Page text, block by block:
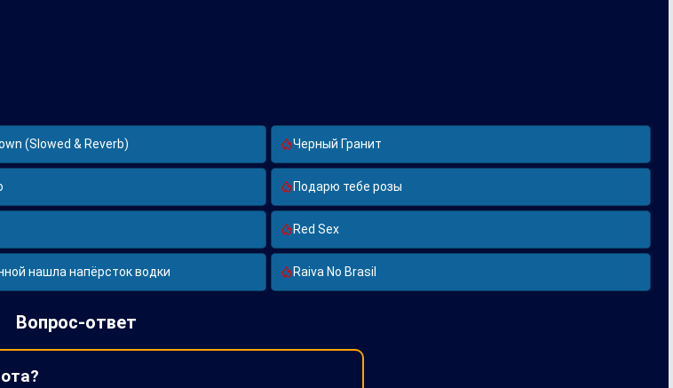
(Slowed & Reverb) Черный Гранит
Подарю тебе розы
Red Sex
нашла напёрсток водки Raiva No Brasil
Вопрос-ответ